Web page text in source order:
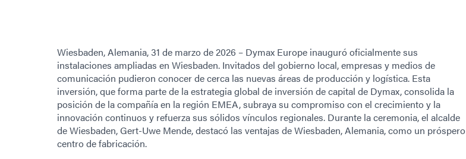
Wiesbaden, Alemania, 31 de marzo de 2026 – Dymax Europe inauguró oficialmente sus
instalaciones ampliadas en Wiesbaden. Invitados del gobierno local, empresas y medios de
comunicación pudieron conocer de cerca las nuevas áreas de producción y logística. Esta
inversión, que forma parte de la estrategia global de inversión de capital de Dymax, consolida la
posición de la compañía en la región EMEA, subraya su compromiso con el crecimiento y la
innovación continuos y refuerza sus sólidos vínculos regionales. Durante la ceremonia, el alcalde
de Wiesbaden, Gert-Uwe Mende, destacó las ventajas de Wiesbaden, Alemania, como un próspero
centro de fabricación.